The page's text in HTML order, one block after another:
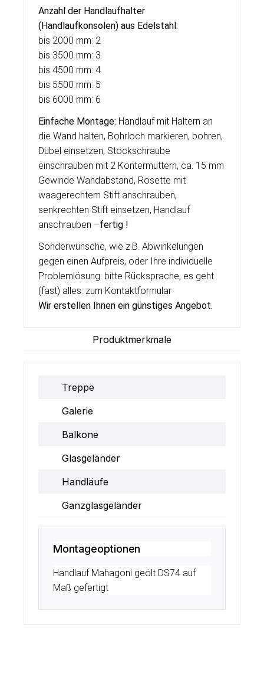
Anzahl der Handlaufhalter
(Handlaufkonsolen) aus Edelstahl:
bis 2000 mm: 2
bis 3500 mm: 3
bis 4500 mm: 4
bis 5500 mm: 5
bis 6000 mm: 6
Einfache Montage: Handlauf mit Haltern an
die Wand halten, Bohrloch markieren, bohren,
Dübel einsetzen, Stockschraube
einschrauben mit 2 Kontermuttern, ca. 15 mm
Gewinde Wandabstand, Rosette mit
waagerechtem Stift anschrauben,
senkrechten Stift einsetzen, Handlauf
anschrauben –fertig !
Sonderwünsche, wie z.B. Abwinkelungen
gegen einen Aufpreis, oder Ihre individuelle
Problemlösung: bitte Rücksprache, es geht
(fast) alles: zum Kontaktformular
Wir erstellen Ihnen ein günstiges Angebot.
Produktmerkmale
Treppe
Galerie
Balkone
Glasgeländer
Handläufe
Ganzglasgeländer
Montageoptionen
Handlauf Mahagoni geölt DS74 auf
Maß gefertigt